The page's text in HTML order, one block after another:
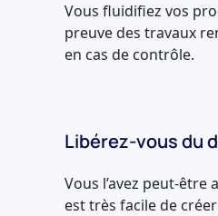
Vous fluidifiez vos
preuve des travaux
en cas de contrôle.
Libérez-vous du
Vous l’avez peut-être
est très facile de